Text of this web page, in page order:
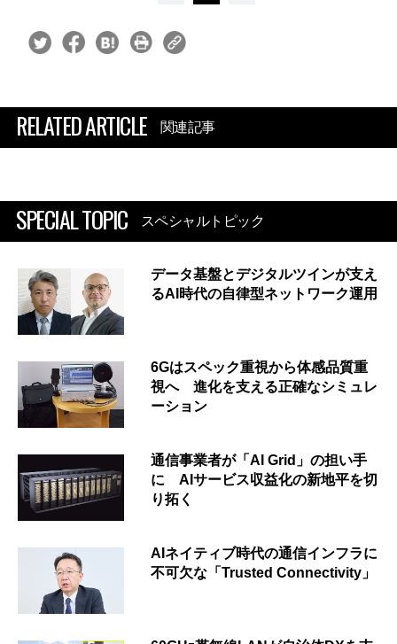
RELATED ARTICLE 関連記事
SPECIAL TOPIC スペシャルトピック
データ基盤とデジタルツインが支え
るAI時代の自律型ネットワーク運用
6Gはスペック重視から体感品質重
視へ 進化を支える正確なシミュレ
ーション
通信事業者が「AI Grid」の担い手
に AIサービス収益化の新地平を切
り拓く
AIネイティブ時代の通信インフラに
不可欠な「Trusted Connectivity」